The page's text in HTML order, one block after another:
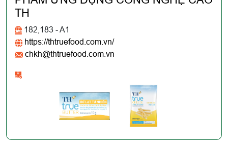
TH
182,183 - A1
https://thtruefood.com.vn/
chkh@thtruefood.com.vn